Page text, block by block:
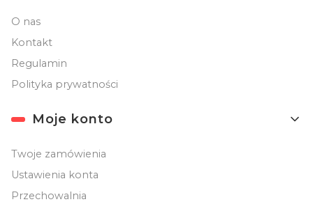
O nas
Kontakt
Regulamin
Polityka prywatności
Moje konto
Twoje zamówienia
Ustawienia konta
Przechowalnia